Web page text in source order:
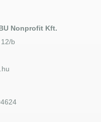
Nonprofit Kft.
b